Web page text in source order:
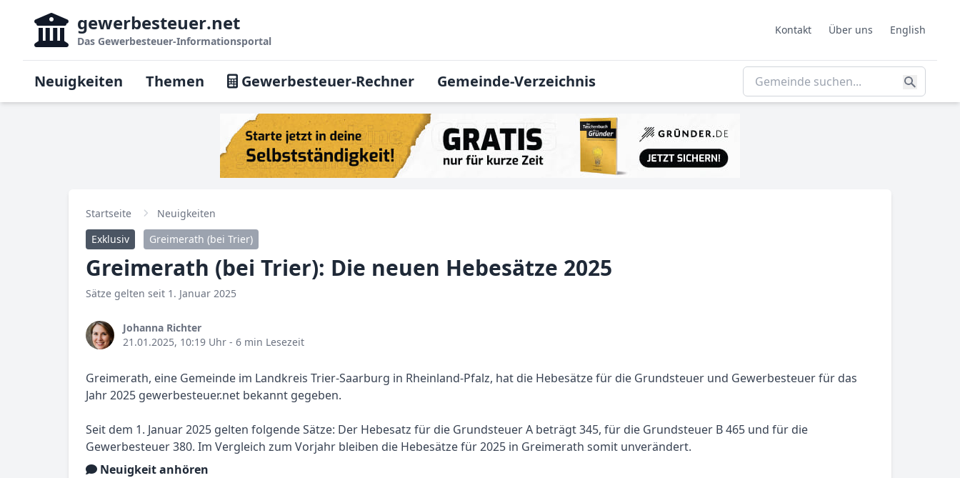
gewerbesteuer.net
Das Gewerbesteuer-Informationsportal
Kontakt Über uns English
Neuigkeiten Themen Gewerbesteuer-Rechner Gemeinde-Verzeichnis
Startseite
Neuigkeiten
Exklusiv
Greimerath (bei Trier)
Greimerath (bei Trier): Die neuen Hebesätze 2025
Sätze gelten seit 1. Januar 2025
Johanna Richter
21.01.2025, 10:19 Uhr - 6 min Lesezeit
Greimerath, eine Gemeinde im Landkreis Trier-Saarburg in Rheinland-Pfalz, hat die Hebesätze für die Grundsteuer und Gewerbesteuer für das
Jahr 2025 gewerbesteuer.net bekannt gegeben.
Seit dem 1. Januar 2025 gelten folgende Sätze: Der Hebesatz für die Grundsteuer A beträgt 345, für die Grundsteuer B 465 und für die
Gewerbesteuer 380. Im Vergleich zum Vorjahr bleiben die Hebesätze für 2025 in Greimerath somit unverändert.
Neuigkeit anhören